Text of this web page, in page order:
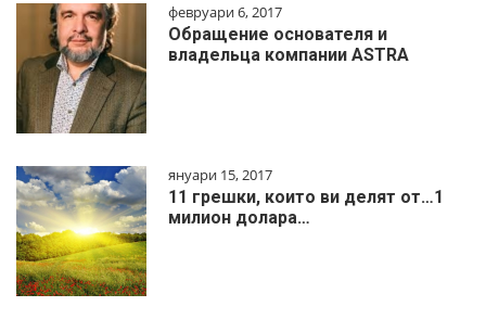
февруари 6, 2017
Обращение основателя и
владельца компании ASTRA
януари 15, 2017
11 грешки, които ви делят от…1
милиoн дoлapa…